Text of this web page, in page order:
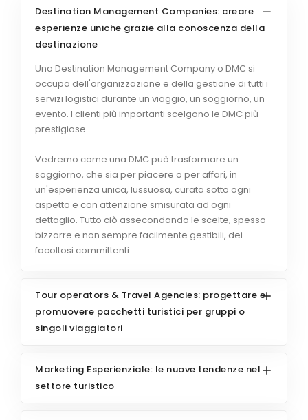
Destination Management Companies: creare
esperienze uniche grazie alla conoscenza della
destinazione
Una Destination Management Company o DMC si
occupa dell'organizzazione e della gestione di tutti i
servizi logistici durante un viaggio, un soggiorno, un
evento. I clienti più importanti scelgono le DMC più
prestigiose.
Vedremo come una DMC può trasformare un
soggiorno, che sia per piacere o per affari, in
un'esperienza unica, lussuosa, curata sotto ogni
aspetto e con attenzione smisurata ad ogni
dettaglio. Tutto ciò assecondando le scelte, spesso
bizzarre e non sempre facilmente gestibili, dei
facoltosi committenti.
Tour operators & Travel Agencies: progettare e
promuovere pacchetti turistici per gruppi o
singoli viaggiatori
Marketing Esperienziale: le nuove tendenze nel
settore turistico